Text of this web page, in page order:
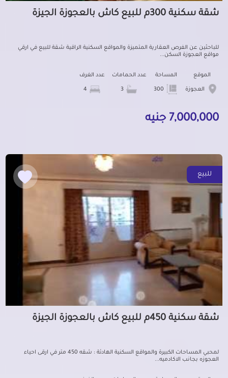
شقة سكنية 300م للبيع كاش بالعجوزة الجيزة
للباحثين عن الفرص العقارية المتميزة والمواقع السكنية الراقية شقة للبيع في ارقي
مواقع العجوزة السكن...
الموقع
العجوزة
المساحة عدد الحمامات عدد الغرف
7,000,000 جنيه
للبيع
شقة سكنية 450م للبيع كاش بالعجوزة الجيزة
لمحبي المساحات الكبيرة والمواقع السكنية الهادئة : شقه 450 متر في ارقى احياء
العجوزه بجانب الاكادميه...